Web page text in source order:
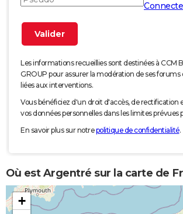
Les informations recueillies sont destinées à CCM
GROUP pour assurer la modération de ses forums
liées aux interventions.
Vous bénéficiez d'un droit d'accès, de rectification
vos données personnelles dans les limites prévues
En savoir plus sur notrepolitique de confidentialité.
Où est Argentré sur la carte de
+